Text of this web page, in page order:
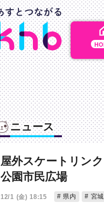
ニュース
屋外スケートリン
公園市民広場
12/1 (金) 18:15 県内 宮